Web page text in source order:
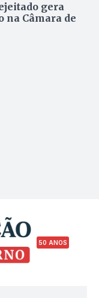
gera
na Câmara de
50 ANOS